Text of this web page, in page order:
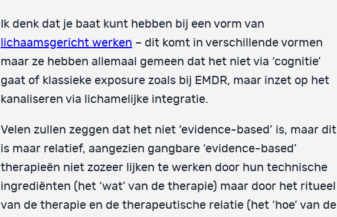
Ik denk dat je baat kunt hebben bij een vorm van
lichaamsgericht werken – dit komt in verschillende vormen
maar ze hebben allemaal gemeen dat het niet via ‘cognitie’
gaat of klassieke exposure zoals bij EMDR, maar inzet op het
kanaliseren via lichamelijke integratie.
Velen zullen zeggen dat het niet ‘evidence-based’ is, maar dit
is maar relatief, aangezien gangbare ‘evidence-based’
therapieën niet zozeer lijken te werken door hun technische
ingrediënten (het ‘wat’ van de therapie) maar door het ritueel
van de therapie en de therapeutische relatie (het ‘hoe’ van de